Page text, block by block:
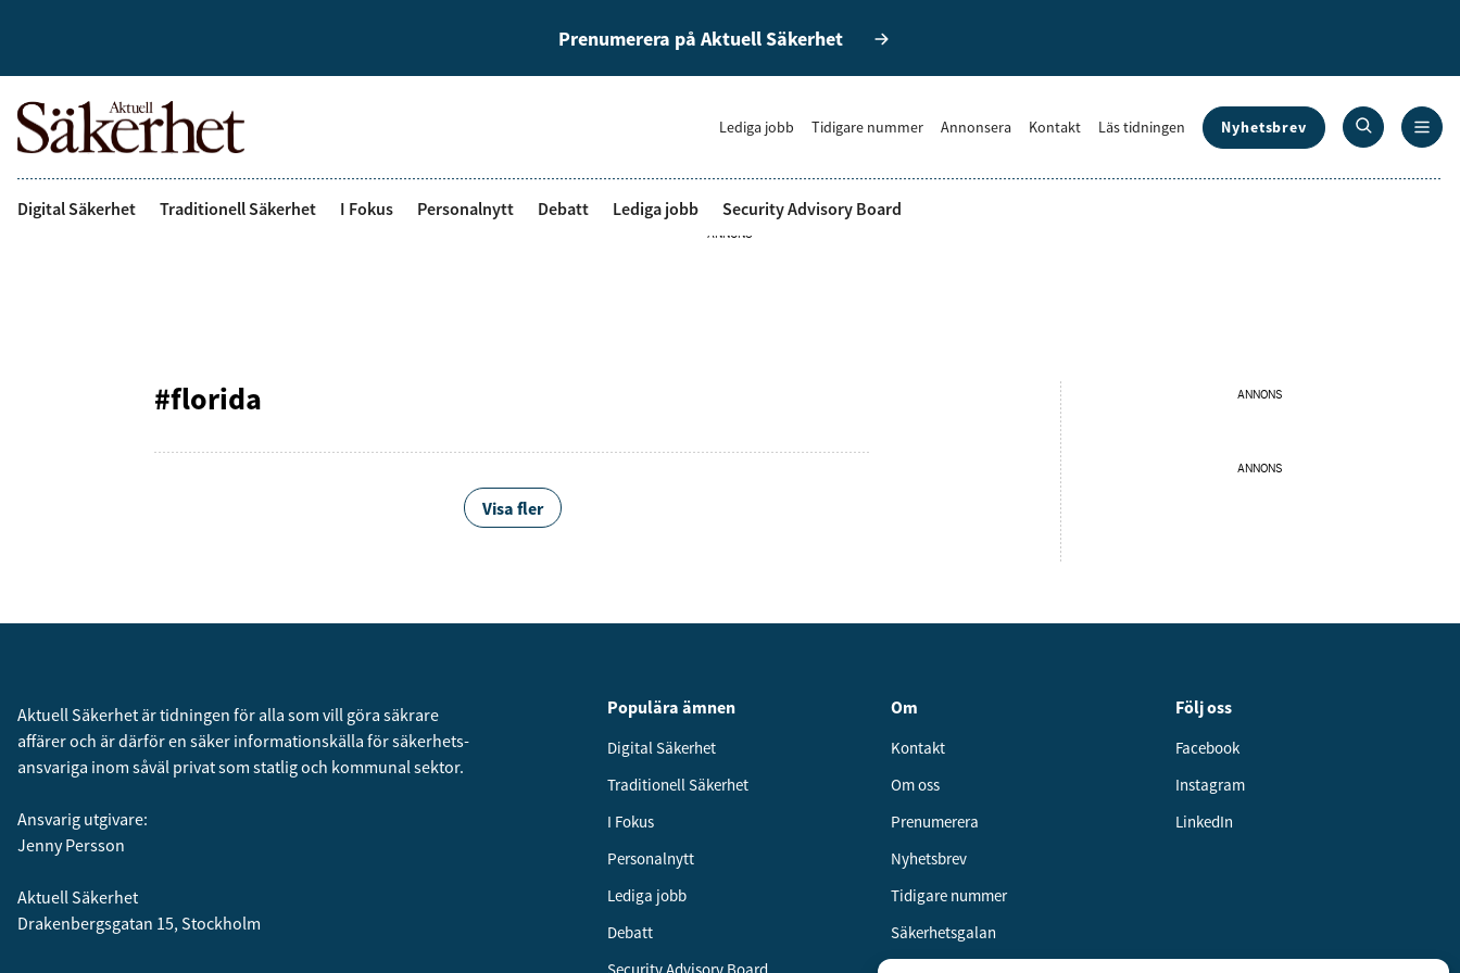
Prenumerera på Aktuell Säkerhet
Lediga jobb Tidigare nummer Annonsera Kontakt Läs tidningen Nyhetsbrev
Digital Säkerhet Traditionell Säkerhet I Fokus Personalnytt Debatt Lediga jobb Security Advisory Board
ANNONS
#florida
Visa fler
ANNONS
ANNONS
Aktuell Säkerhet är tidningen för alla som vill göra säkrare
affärer och är därför en säker informationskälla för säkerhets­
ansvariga inom såväl privat som statlig och kommunal sektor.
Ansvarig utgivare:
Jenny Persson
Aktuell Säkerhet
Drakenbergsgatan 15, Stockholm
Populära ämnen
Digital Säkerhet
Traditionell Säkerhet
I Fokus
Personalnytt
Lediga jobb
Debatt
Om
Kontakt
Om oss
Prenumerera
Nyhetsbrev
Tidigare nummer
Säkerhetsgalan
Följ oss
Facebook
Instagram
LinkedIn